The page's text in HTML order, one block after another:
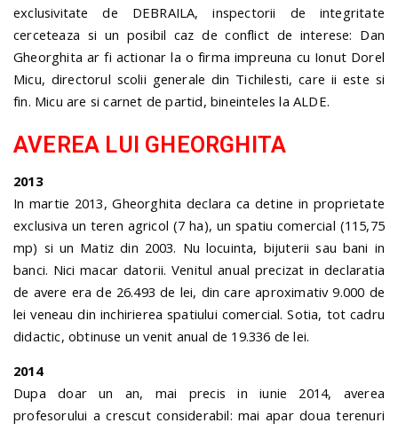
exclusivitate de DEBRAILA, inspectorii de integritate
cerceteaza si un posibil caz de conflict de interese: Dan
Gheorghita ar fi actionar la o firma impreuna cu Ionut Dorel
Micu, directorul scolii generale din Tichilesti, care ii este si
fin. Micu are si carnet de partid, bineinteles la ALDE.
AVEREA LUI GHEORGHITA
2013
In martie 2013, Gheorghita declara ca detine in proprietate
exclusiva un teren agricol (7 ha), un spatiu comercial (115,75
mp) si un Matiz din 2003. Nu locuinta, bijuterii sau bani in
banci. Nici macar datorii. Venitul anual precizat in declaratia
de avere era de 26.493 de lei, din care aproximativ 9.000 de
lei veneau din inchirierea spatiului comercial. Sotia, tot cadru
didactic, obtinuse un venit anual de 19.336 de lei.
2014
Dupa doar un an, mai precis in iunie 2014, averea
profesorului a crescut considerabil: mai apar doua terenuri